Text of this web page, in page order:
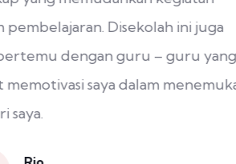
Disekolah ini juga
dengan guru – guru yang
saya dalam menemukan